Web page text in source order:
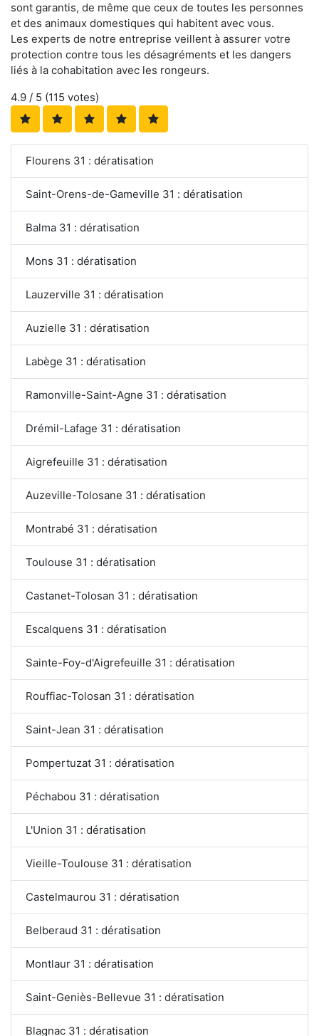
sont garantis, de même que ceux de toutes les personnes
et des animaux domestiques qui habitent avec vous.
Les experts de notre entreprise veillent à assurer votre
protection contre tous les désagréments et les dangers
liés à la cohabitation avec les rongeurs.
4.9 / 5 (115 votes)
Flourens 31 : dératisation
Saint-Orens-de-Gameville 31 : dératisation
Balma 31 : dératisation
Mons 31 : dératisation
Lauzerville 31 : dératisation
Auzielle 31 : dératisation
Labège 31 : dératisation
Ramonville-Saint-Agne 31 : dératisation
Drémil-Lafage 31 : dératisation
Aigrefeuille 31 : dératisation
Auzeville-Tolosane 31 : dératisation
Montrabé 31 : dératisation
Toulouse 31 : dératisation
Castanet-Tolosan 31 : dératisation
Escalquens 31 : dératisation
Sainte-Foy-d'Aigrefeuille 31 : dératisation
Rouffiac-Tolosan 31 : dératisation
Saint-Jean 31 : dératisation
Pompertuzat 31 : dératisation
Péchabou 31 : dératisation
L'Union 31 : dératisation
Vieille-Toulouse 31 : dératisation
Castelmaurou 31 : dératisation
Belberaud 31 : dératisation
Montlaur 31 : dératisation
Saint-Geniès-Bellevue 31 : dératisation
Blagnac 31 : dératisation